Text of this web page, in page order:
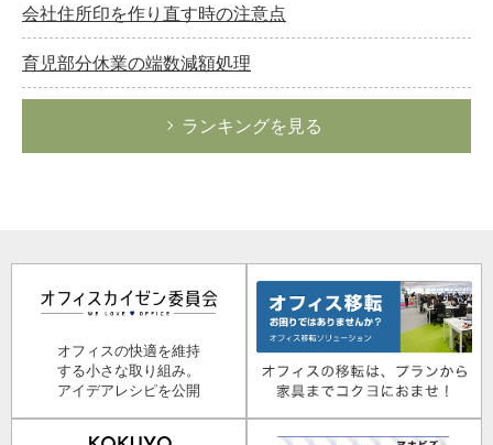
会社住所印を作り直す時の注意点
育児部分休業の端数減額処理
ランキングを見る
オフィスの快適を維持
する小さな取り組み。
アイデアレシピを公開